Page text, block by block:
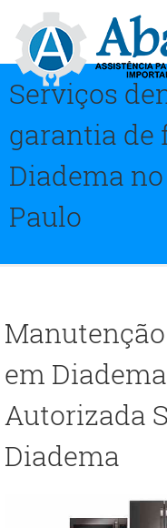
Serviços
garantia de
Diadema
Paulo
em
Autorizada
Diadema